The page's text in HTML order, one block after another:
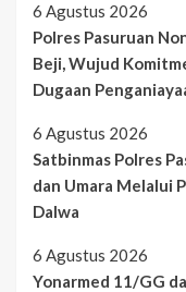
6 Agustus 2026
Polres Pasuruan
Beji, Wujud
Dugaan
6 Agustus 2026
Satbinmas Polres
dan Umara Melalui
Dalwa
6 Agustus 2026
Yonarmed 11/GG